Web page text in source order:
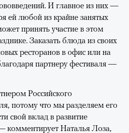
И главное из них —
ей любой из крайне занятых
принять участие в этом
Заказать блюда из своих
ресторанов в офис или на
партнеру фестиваля —
Российского
потому что мы разделяем его
свой вклад в развитие
комментирует Наталья Лоза,